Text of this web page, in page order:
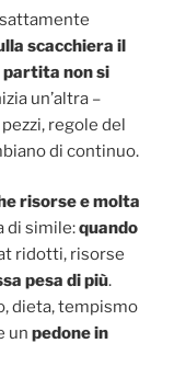
scacchiera il
partita non si
un’altra –
regole del
di continuo.
risorse e molta
di simile:quando
ridotti, risorse
pesa di più.
dieta, tempismo
un pedone in